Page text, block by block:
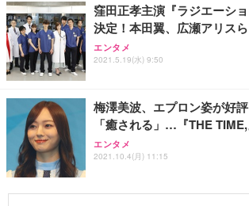
窪田正孝主演『ラジエーシ
決定！本田翼、広瀬アリス
エンタメ
2021.5.19(水) 9:50
梅澤美波、エプロン姿が好評
「癒される」…『THE
エンタメ
2021.10.4(月) 11:15